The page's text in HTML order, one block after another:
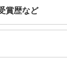
賞歴など